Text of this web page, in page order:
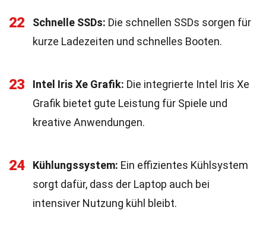
22 Schnelle SSDs: Die schnellen SSDs sorgen für
kurze Ladezeiten und schnelles Booten.
23 Intel Iris Xe Grafik: Die integrierte Intel Iris Xe
Grafik bietet gute Leistung für Spiele und
kreative Anwendungen.
24 Kühlungssystem: Ein effizientes Kühlsystem
sorgt dafür, dass der Laptop auch bei
intensiver Nutzung kühl bleibt.